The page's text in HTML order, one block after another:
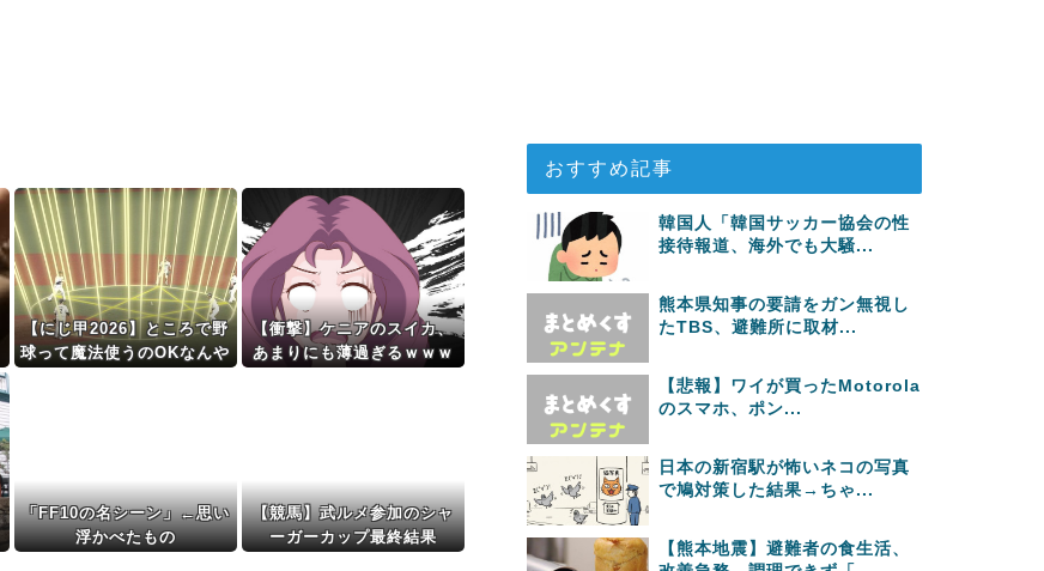
【にじ甲2026】ところで野
球って魔法使うのOKなんや
【衝撃】ケニアのスイカ、
あまりにも薄過ぎるｗｗｗ
「FF10の名シーン」←思い
浮かべたもの
【競馬】武ルメ参加のシャ
ーガーカップ最終結果
おすすめ記事
韓国人「韓国サッカー協会の性
接待報道、海外でも大騒...
熊本県知事の要請をガン無視し
たTBS、避難所に取材...
【悲報】ワイが買ったMotorola
のスマホ、ポン...
日本の新宿駅が怖いネコの写真
で鳩対策した結果→ちゃ...
【熊本地震】避難者の食生活、